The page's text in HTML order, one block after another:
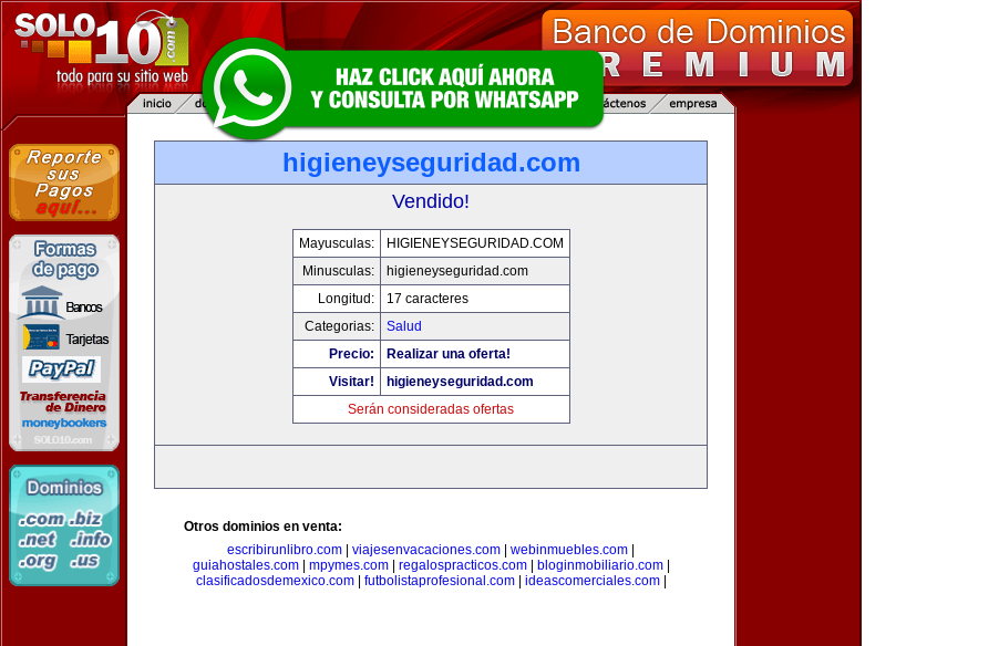
higieneyseguridad.com
Vendido!
Mayusculas:
HIGIENEYSEGURIDAD.COM
Minusculas:
higieneyseguridad.com
Longitud:
17 caracteres
Categorias:
Salud
Precio:
Realizar una oferta!
Visitar!
higieneyseguridad.com
Serán consideradas ofertas
Otros dominios en venta:
escribirunlibro.com
viajesenvacaciones.com webinmuebles.com
guiahostales.com| mpymes.com| regalospracticos.com| bloginmobiliario.com|
clasificadosdemexico.com| futbolistaprofesional.com| ideascomerciales.com|